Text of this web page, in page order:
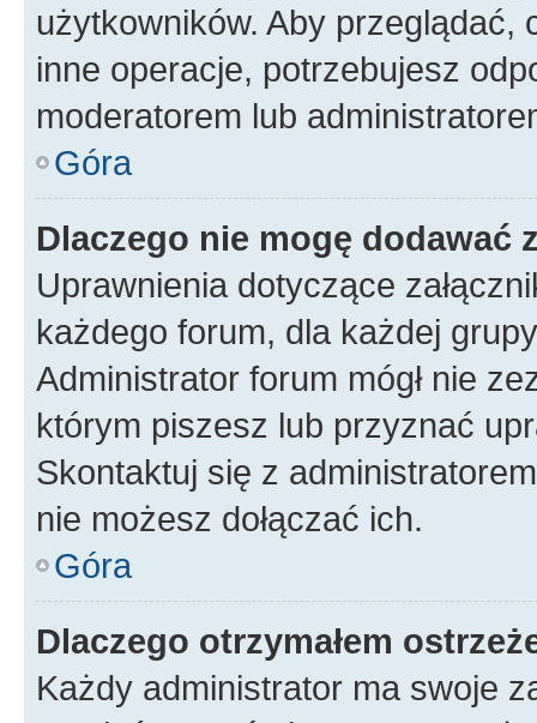
użytkowników. Aby
inne operacje, potrzebujesz
moderatorem lub
Góra
Dlaczego nie mogę dodawać
Uprawnienia dotyczące
każdego forum, dla każdej
Administrator forum mógł nie
którym piszesz lub przyznać
Skontaktuj się z
nie możesz dołączać ich.
Góra
Dlaczego otrzymałem
Każdy administrator ma swoje